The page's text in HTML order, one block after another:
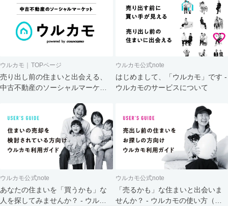
ウルカモ｜TOPページ
売り出し前の住まいと出会える、
中古不動産のソーシャルマーケッ
ウルカモ公式note
はじめまして、「ウルカモ」です -
ウルカモのサービスについて
ウルカモ公式note
あなたの住まいを「買うかも」な
人を探してみませんか？ - ウルカ
ウルカモ公式note
「売るかも」な住まいと出会いま
せんか？ - ウルカモの使い方（買